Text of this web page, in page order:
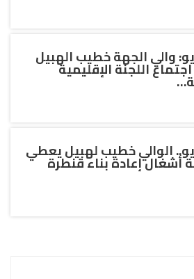
والي الجهة خطيب الهبيل
اللجنة الإقليمية
الوالي خطيب لهبيل يعطي
أشغال إعادة بناء قنطرة